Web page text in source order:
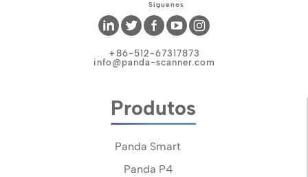
Síguenos
+86-512-67317873
info@panda-scanner.com
Produtos
Panda Smart
Panda P4